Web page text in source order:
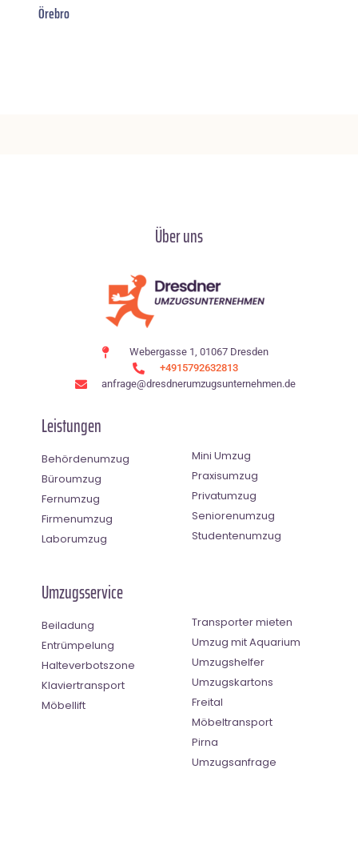
Örebro
Über uns
Webergasse 1, 01067 Dresden
+4915792632813
anfrage@dresdnerumzugsunternehmen.de
Leistungen
Behördenumzug
Büroumzug
Fernumzug
Firmenumzug
Laborumzug
Mini Umzug
Praxisumzug
Privatumzug
Seniorenumzug
Studentenumzug
Umzugsservice
Beiladung
Entrümpelung
Halteverbotszone
Klaviertransport
Möbellift
Transporter mieten
Umzug mit Aquarium
Umzugshelfer
Umzugskartons
Freital
Möbeltransport
Pirna
Umzugsanfrage